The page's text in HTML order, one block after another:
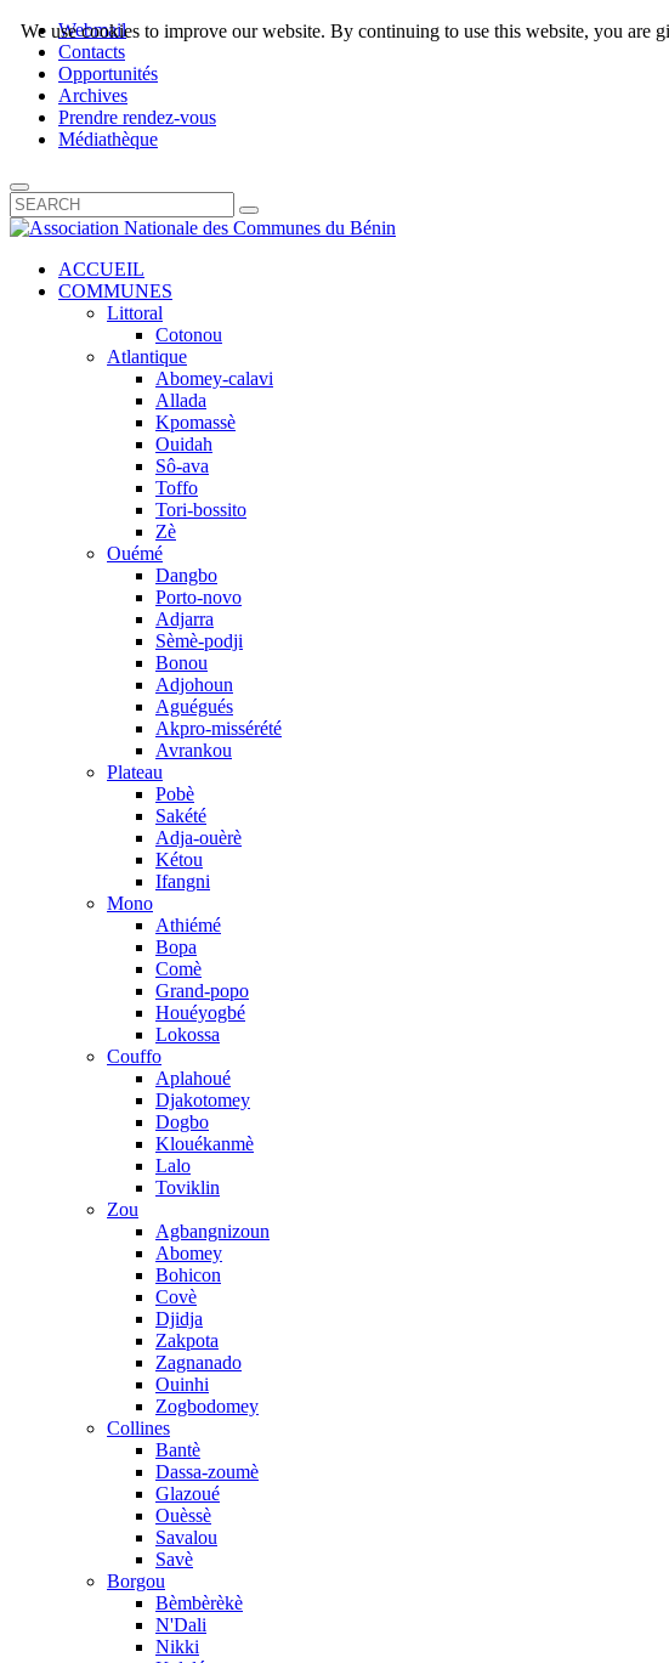
Webmail
Contacts
Opportunités
Archives
Prendre rendez-vous
Médiathèque
ACCUEIL
COMMUNES
Littoral
Cotonou
Atlantique
Abomey-calavi
Allada
Kpomassè
Ouidah
Sô-ava
Toffo
Tori-bossito
Zè
Ouémé
Dangbo
Porto-novo
Adjarra
Sèmè-podji
Bonou
Adjohoun
Aguégués
Akpro-missérété
Avrankou
Plateau
Pobè
Sakété
Adja-ouèrè
Kétou
Ifangni
Mono
Athiémé
Bopa
Comè
Grand-popo
Houéyogbé
Lokossa
Couffo
Aplahoué
Djakotomey
Dogbo
Klouékanmè
Lalo
Toviklin
Zou
Agbangnizoun
Abomey
Bohicon
Covè
Djidja
Zakpota
Zagnanado
Ouinhi
Zogbodomey
Collines
Bantè
Dassa-zoumè
Glazoué
Ouèssè
Savalou
Savè
Borgou
Bèmbèrèkè
N'Dali
Nikki
We use cookies to improve our website. By continuing to use this website, you are